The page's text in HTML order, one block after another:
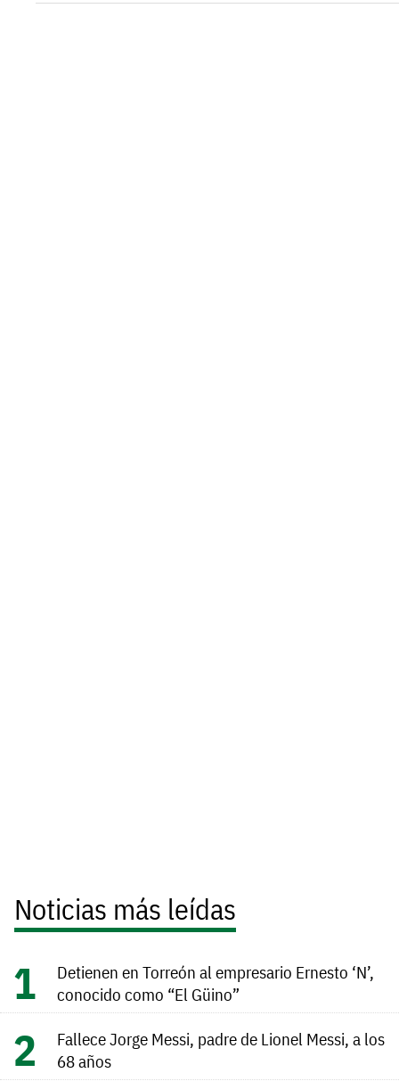
Noticias más leídas
Detienen en Torreón al empresario Ernesto ‘N’,
conocido como “El Güino”
Fallece Jorge Messi, padre de Lionel Messi, a los
68 años